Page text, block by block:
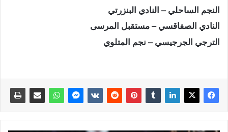
النجم الساحلي – النادي البنزرتي
النادي الصفاقسي – مستقبل المرسى
الترجي الجرجيسي – نجم المتلوي